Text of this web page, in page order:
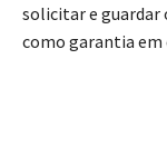
solicitar e guardar
como garantia em